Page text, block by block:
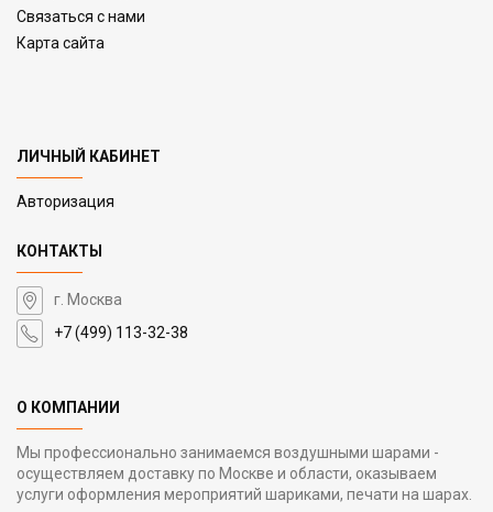
Связаться с нами
Карта сайта
ЛИЧНЫЙ КАБИНЕТ
Авторизация
КОНТАКТЫ
г. Москва
+7 (499) 113-32-38
О КОМПАНИИ
Мы профессионально занимаемся воздушными шарами -
осуществляем доставку по Москве и области, оказываем
услуги оформления мероприятий шариками, печати на шарах.